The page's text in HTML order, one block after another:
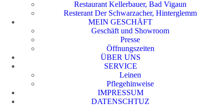
Restaurant Kellerbauer, Bad Vigaun
Resterant Der Schwarzacher, Hinterglemm
MEIN GESCHÄFT
Geschäft und Showroom
Presse
Öffnungszeiten
ÜBER UNS
SERVICE
Leinen
Pflegehinweise
IMPRESSUM
DATENSCHTUZ